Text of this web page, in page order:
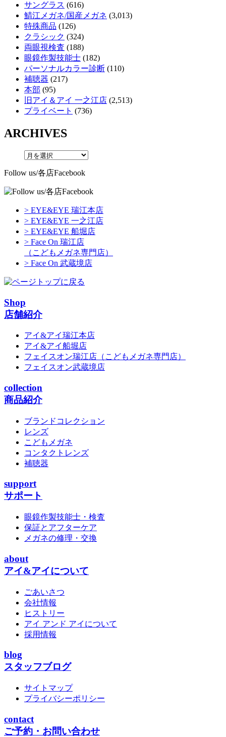
サングラス (616)
鯖江メガネ/国産メガネ (3,013)
特殊商品 (126)
クラシック (324)
両眼視検査 (188)
眼鏡作製技能士 (182)
パーソナルカラー診断 (110)
補聴器 (217)
本部 (95)
旧アイ＆アイ 一之江店 (2,513)
プライベート (736)
ARCHIVES
Follow us/各店Facebook
> EYE&EYE 瑞江本店
> EYE&EYE 一之江店
> EYE&EYE 船堀店
> Face On 瑞江店
（こどもメガネ専門店）
> Face On 武蔵境店
Shop
店舗紹介
アイ&アイ瑞江本店
アイ&アイ船堀店
フェイスオン瑞江店 （こどもメガネ専門店）
フェイスオン武蔵境店
collection
商品紹介
ブランドコレクション
レンズ
こどもメガネ
コンタクトレンズ
補聴器
support
サポート
眼鏡作製技能士・検査
保証とアフターケア
メガネの修理・交換
about
アイ&アイについて
ごあいさつ
会社情報
ヒストリー
アイ アンド アイについて
採用情報
blog
スタッフブログ
サイトマップ
プライバシーポリシー
contact
ご予約・お問い合わせ